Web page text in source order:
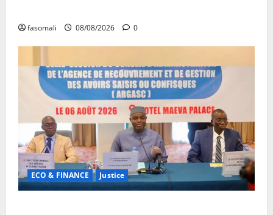
fasomali 08/08/2026 0
ECO & FINANCE Justice